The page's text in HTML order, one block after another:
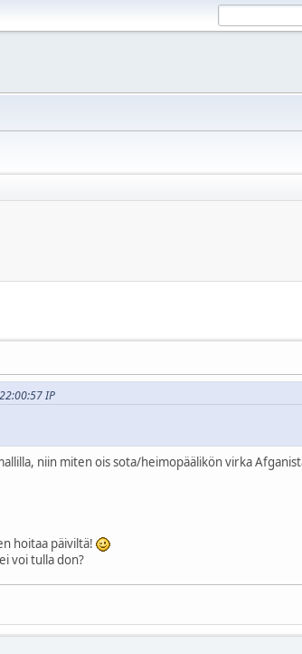
IP
niin miten ois sota/heimopäälikön virka
hoitaa päiviltä!
voi tulla don?